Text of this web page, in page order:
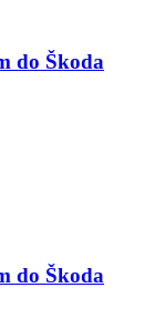
do Škoda
do Škoda